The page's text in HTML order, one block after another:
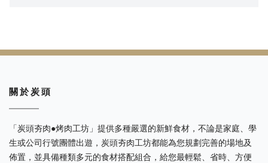
關 於 炭 頭
「炭頭夯肉●烤肉工坊」提供多種嚴選的新鮮食材，不論是家庭、學
生或公司行號團體出遊，炭頭夯肉工坊都能為您規劃完善的場地及
佈置，並具備種類多元的食材搭配組合，給您最輕鬆、省時、方便